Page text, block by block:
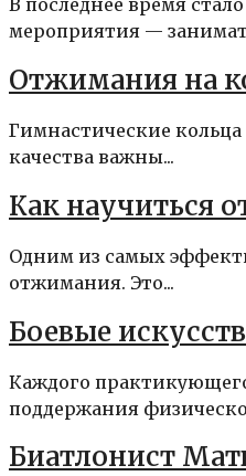
В последнее время
мероприятия —
Отжимания на
Гимнастические
качества важны...
Как научиться
Одним из самых
отжимания. Это...
Боевые
Каждого
поддержания
Биатлонист